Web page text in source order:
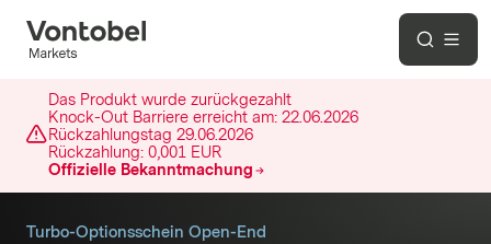
Das Produkt wurde zurückgezahlt
Knock-Out Barriere erreicht am: 22.06.2026
Rückzahlungstag 29.06.2026
Rückzahlung: 0,001 EUR
Offizielle Bekanntmachung
Turbo-Optionsschein Open-End